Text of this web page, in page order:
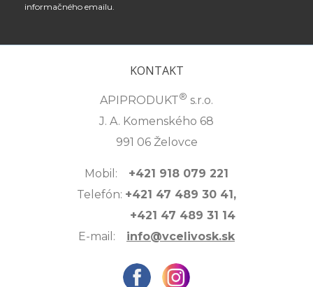
informačného emailu.
KONTAKT
APIPRODUKT® s.r.o.
J. A. Komenského 68
991 06 Želovce
Mobil: +421 918 079 221
Telefón: +421 47 489 30 41,
+421 47 489 31 14
E-mail: info@vcelivosk.sk